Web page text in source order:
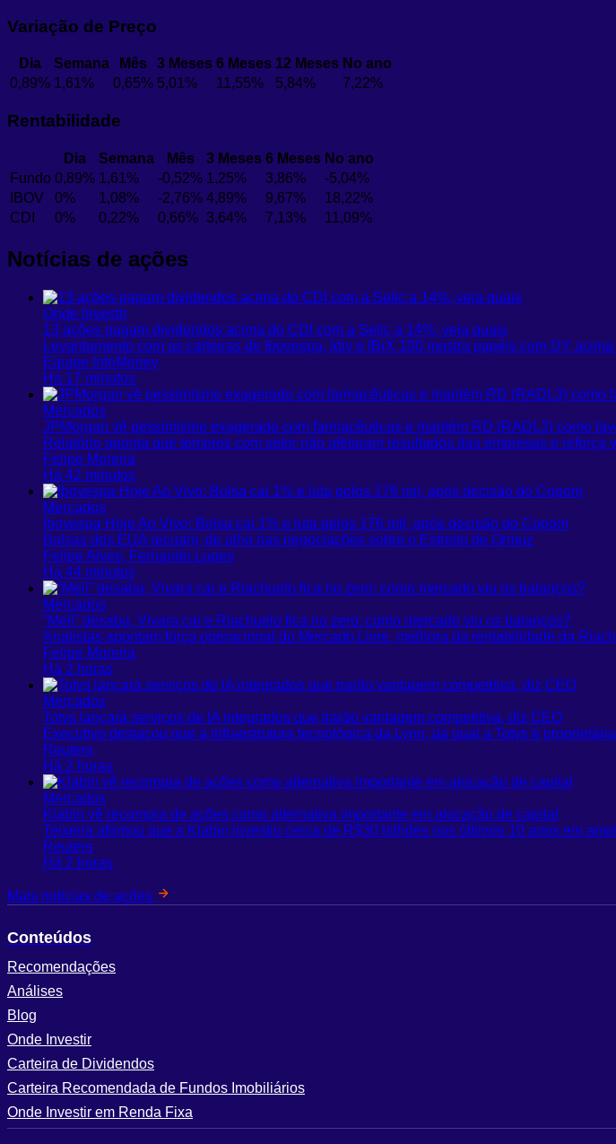
Variação de Preço
Dia Semana Mês 3 Meses 6 Meses 12 Meses No ano
0,89% 1,61% 0,65% 5,01% 11,55% 5,84% 7,22%
Rentabilidade
Dia Semana Mês 3 Meses 6 Meses No ano
Fundo 0,89% 1,61% -0,52% 1,25% 3,86%
-5,04%
IBOV
0% 1,08% -2,76% 4,89% 9,67%
18,22%
CDI
0% 0,22% 0,66% 3,64% 7,13% 11,09%
Notícias de ações
Onde Investir
13 ações pagam dividendos acima do CDI com a Selic a 14%; veja quais
Levantamento com as carteiras de Ibovespa, Idiv e IBrX 100 mostra papéis com DY
Equipe InfoMoney
Há 17 minutos
Mercados
JPMorgan vê pessimismo exagerado com farmacêuticas e mantém RD (RADL3) como
Relatório aponta que temores com setor não afetaram resultados das empresas e reforça
Felipe Moreira
Há 42 minutos
Mercados
Ibovespa Hoje Ao Vivo: Bolsa cai 1% e luta pelos 176 mil, após decisão do Copom
Bolsas dos EUA recuam, de olho nas negociações sobre o Estreito de Ormuz
Felipe Alves, Fernando Lopes
Há 44 minutos
Mercados
“Meli” desaba, Vivara cai e Riachuelo fica no zero: como mercado viu os balanços?
Analistas apontam força operacional do Mercado Livre, melhora da rentabilidade da
Felipe Moreira
Há 2 horas
Mercados
Totvs lançará serviços de IA integrados que trarão vantagem competitiva, diz CEO
Executivo destacou ​que a infraestrutura tecnológica da Lynn, da qual a Totvs é
Reuters
Há 2 horas
Mercados
Klabin vê recompra de ações como alternativa importante em alocação de capital
Teixeira afirmou que a Klabin investiu cerca de R$30 bilhões nos últimos 10 ​anos em
Reuters
Há 2 horas
Mais notícias de ações
Conteúdos
Recomendações
Análises
Blog
Onde Investir
Carteira de Dividendos
Carteira Recomendada de Fundos Imobiliários
Onde Investir em Renda Fixa